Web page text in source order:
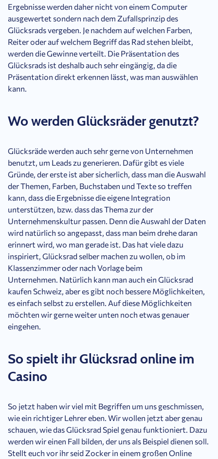
Ergebnisse werden daher nicht von einem Computer
ausgewertet sondern nach dem Zufallsprinzip des
Glücksrads vergeben. Je nachdem auf welchen Farben,
Reiter oder auf welchem Begriff das Rad stehen bleibt,
werden die Gewinne verteilt. Die Präsentation des
Glücksrads ist deshalb auch sehr eingängig, da die
Präsentation direkt erkennen lässt, was man auswählen
kann.
Wo werden Glücksräder genutzt?
Glücksräde werden auch sehr gerne von Unternehmen
benutzt, um Leads zu generieren. Dafür gibt es viele
Gründe, der erste ist aber sicherlich, dass man die Auswahl
der Themen, Farben, Buchstaben und Texte so treffen
kann, dass die Ergebnisse die eigene Integration
unterstützen, bzw. dass das Thema zur der
Unternehmenskultur passen. Denn die Auswahl der Daten
wird natürlich so angepasst, dass man beim drehe daran
erinnert wird, wo man gerade ist. Das hat viele dazu
inspiriert, Glücksrad selber machen zu wollen, ob im
Klassenzimmer oder nach Vorlage beim
Unternehmen. Natürlich kann man auch ein Glücksrad
kaufen Schweiz, aber es gibt noch bessere Möglichkeiten,
es einfach selbst zu erstellen. Auf diese Möglichkeiten
möchten wir gerne weiter unten noch etwas genauer
eingehen.
So spielt ihr Glücksrad online im
Casino
So jetzt haben wir viel mit Begriffen um uns geschmissen,
wie ein richtiger Lehrer eben. Wir wollen jetzt aber genau
schauen, wie das Glücksrad Spiel genau funktioniert. Dazu
werden wir einen Fall bilden, der uns als Beispiel dienen soll.
Stellt euch vor ihr seid Zocker in einem großen Online